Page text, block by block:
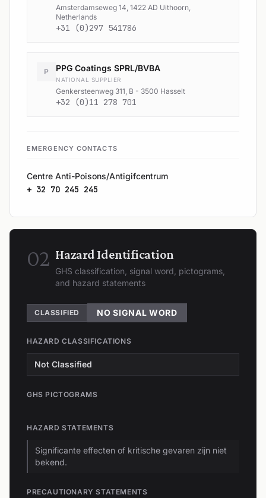
Amsterdamseweg 14, 1422 AD Uithoorn,
Netherlands
+31 (0)297 541786
P PPG Coatings SPRL/BVBA
NATIONAL SUPPLIER
Genkersteenweg 311, B - 3500 Hasselt
+32 (0)11 278 701
EMERGENCY CONTACTS
Centre Anti-Poisons/Antigifcentrum
+ 32 70 245 245
02 Hazard Identification
GHS classification, signal word, pictograms,
and hazard statements
CLASSIFIED NO SIGNAL WORD
HAZARD CLASSIFICATIONS
Not Classified
GHS PICTOGRAMS
HAZARD STATEMENTS
Significante effecten of kritische gevaren zijn niet
bekend.
PRECAUTIONARY STATEMENTS